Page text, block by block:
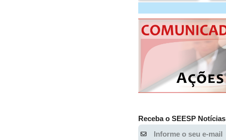
Receba o SEESP Notícias